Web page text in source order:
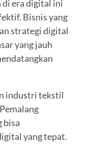
di era digital ini
Bisnis yang
strategi digital
yang jauh
industri tekstil
bisa
yang tepat.